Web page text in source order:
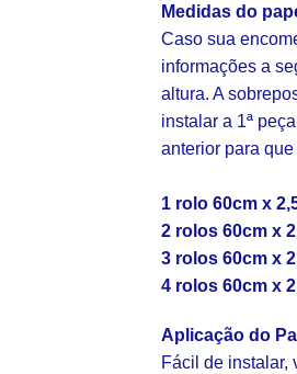
Medidas do
Caso sua
informações a
altura. A
instalar a 1ª
anterior para
1 rolo 60cm x
2 rolos 60cm x
3 rolos 60cm x
4 rolos 60cm x
Aplicação do
Fácil de instalar,